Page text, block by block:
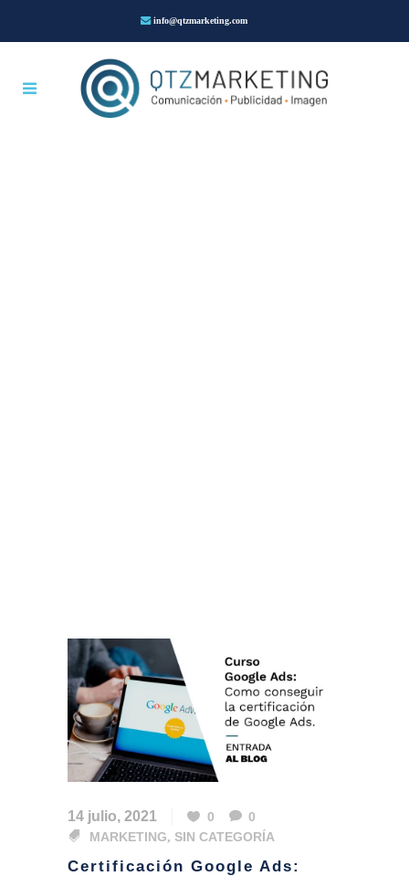
info@qtzmarketing.com
14 julio, 2021 0
0
MARKETING, SIN CATEGORÍA
Certificación Google Ads: